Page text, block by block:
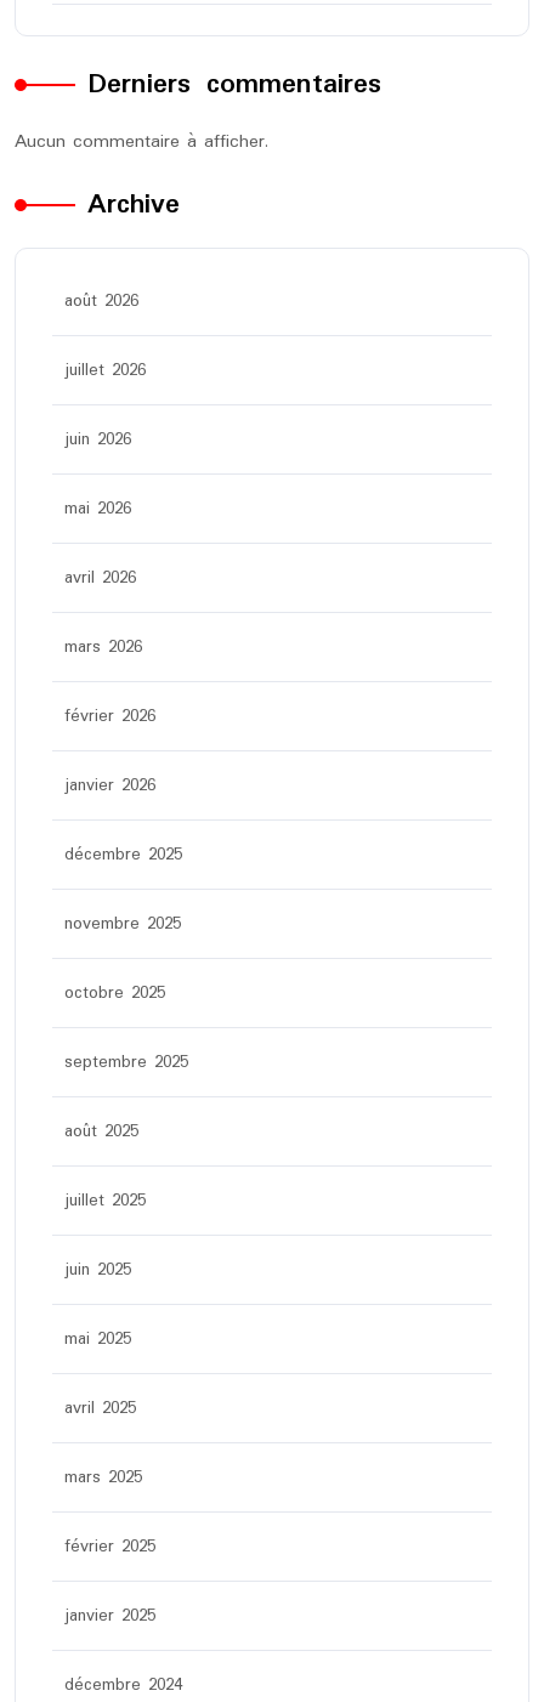
Derniers commentaires
Aucun commentaire à afficher.
Archive
août 2026
juillet 2026
juin 2026
mai 2026
avril 2026
mars 2026
février 2026
janvier 2026
décembre 2025
novembre 2025
octobre 2025
septembre 2025
août 2025
juillet 2025
juin 2025
mai 2025
avril 2025
mars 2025
février 2025
janvier 2025
décembre 2024